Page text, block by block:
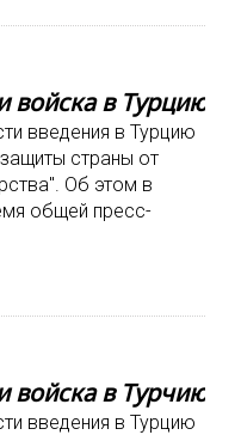
войска в Турцию
введения в Турцию
защиты страны от
Об этом в
общей пресс-
войска в Турчию
введения в Турцию